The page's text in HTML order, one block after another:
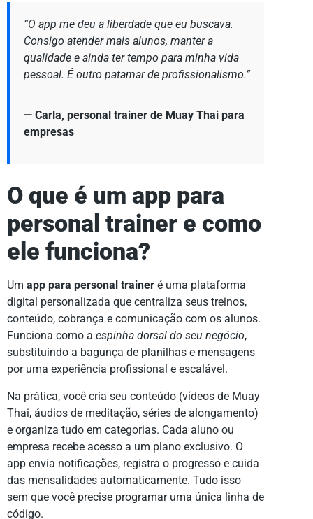
“O app me deu a liberdade que eu buscava.
Consigo atender mais alunos, manter a
qualidade e ainda ter tempo para minha vida
pessoal. É outro patamar de profissionalismo.”
— Carla, personal trainer de Muay Thai para
empresas
O que é um app para
personal trainer e como
ele funciona?
Um app para personal trainer é uma plataforma
digital personalizada que centraliza seus treinos,
conteúdo, cobrança e comunicação com os alunos.
Funciona como a espinha dorsal do seu negócio,
substituindo a bagunça de planilhas e mensagens
por uma experiência profissional e escalável.
Na prática, você cria seu conteúdo (vídeos de Muay
Thai, áudios de meditação, séries de alongamento)
e organiza tudo em categorias. Cada aluno ou
empresa recebe acesso a um plano exclusivo. O
app envia notificações, registra o progresso e cuida
das mensalidades automaticamente. Tudo isso
sem que você precise programar uma única linha de
código.